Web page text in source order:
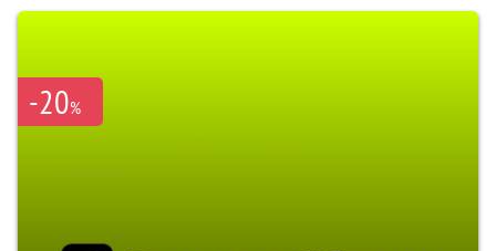
-20%